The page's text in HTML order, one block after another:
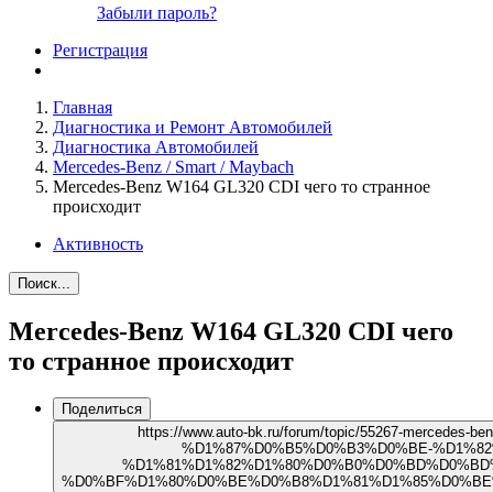
Забыли пароль?
Регистрация
Главная
Диагностика и Ремонт Автомобилей
Диагностика Автомобилей
Mercedes-Benz / Smart / Maybach
Mercedes-Benz W164 GL320 CDI чего то странное
происходит
Активность
Поиск...
Mercedes-Benz W164 GL320 CDI чего
то странное происходит
Поделиться
https://www.auto-bk.ru/forum/topic/55267-mercedes-
%D1%87%D0%B5%D0%B3%D0%BE-